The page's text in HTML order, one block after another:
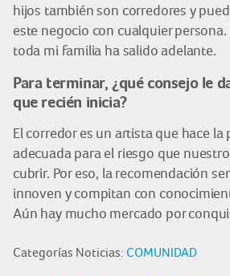
hijos también son corredores y
este negocio con cualquier
toda mi familia ha salido adelante.
Para terminar, ¿qué consejo le
que recién inicia?
El corredor es un artista que hace la
adecuada para el riesgo que
cubrir. Por eso, la recomendación
innoven y compitan con
Aún hay mucho mercado por
Categorías Noticias: COMUNIDAD